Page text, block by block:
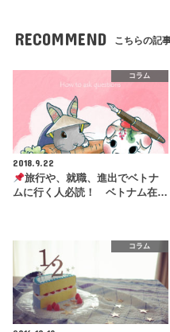
RECOMMEND こちらの記
コラム
2018.9.22
旅行や、就職、進出でベトナ
ムに行く人必読！ ベトナム在…
コラム